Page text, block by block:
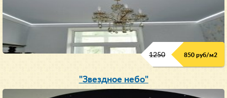
1250 850 руб/м2
"Звездное небо"